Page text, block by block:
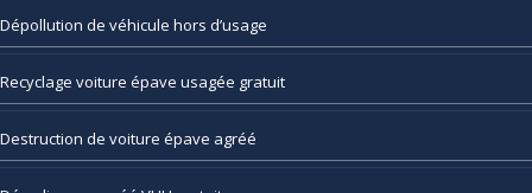
Dépollution de véhicule hors d’usage
Recyclage voiture épave usagée gratuit
Destruction de voiture épave agréé